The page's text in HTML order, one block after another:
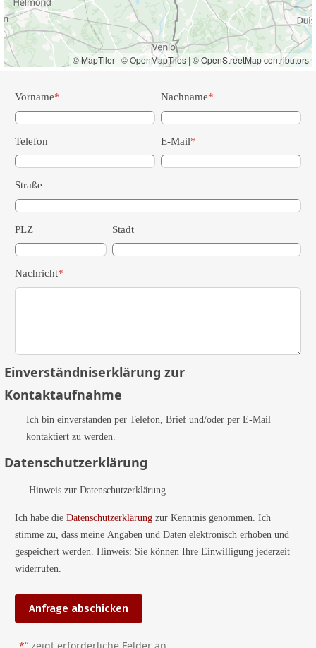
© MapTiler | © OpenMapTiles | © OpenStreetMap contributors
„*“ zeigt erforderliche Felder an
Vorname* Nachname*
Telefon E-Mail*
Straße
PLZ Stadt
Nachricht*
Einverständniserklärung zur
Kontaktaufnahme
Ich bin einverstanden per Telefon, Brief und/oder per E-Mail
kontaktiert zu werden.
Datenschutzerklärung
Hinweis zur Datenschutzerklärung
Ich habe die Datenschutzerklärung zur Kenntnis genommen. Ich
stimme zu, dass meine Angaben und Daten elektronisch erhoben und
gespeichert werden. Hinweis: Sie können Ihre Einwilligung jederzeit
widerrufen.